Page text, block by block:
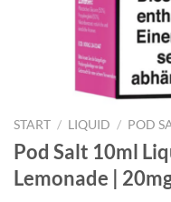
START / LIQUID / POD
Pod Salt 10ml
Lemonade |